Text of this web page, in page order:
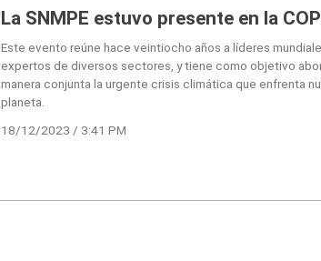
La SNMPE estuvo presente en la
Este evento reúne hace veintiocho años a líderes
expertos de diversos sectores, y tiene como objetivo
manera conjunta la urgente crisis climática que enfrenta
planeta.
18/12/2023 / 3:41 PM